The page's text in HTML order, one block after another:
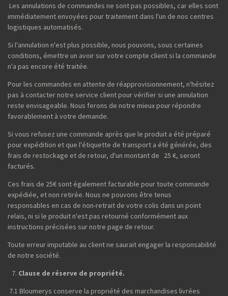
Les annulations de commandes ne sont pas possibles, car elles sont
immédiatement envoyées pour traitement dans l'un de nos centres
logistiques automatisés.
Si l'annulation n'est plus possible, nous pouvons, sous certaines
conditions, émettre un avoir sur votre compte client si la commande
n'a pas encore été traitée.
Pour les commandes en attente de réapprovisionnement, n'hésitez
pas à contacter notre service client pour vérifier si une annulation
reste envisageable. Nous ferons de notre mieux pour répondre
favorablement à votre demande.
Si vous refusez une commande après que le produit a été préparé
pour expédition et que l'étiquette de transport a été générée, des
frais de restockage et de retour, d'un montant de 25 €, seront
facturés.
Ces frais de 25€ sont également facturable pour toute commande
expédiée, et non retirée. Nous ne pouvons être tenus
responsables en cas de non-retrait de votre colis dans un point
relais, ni si le produit n'est pas retourné conformément aux
instructions précisées sur notre page de retour.
Toute erreur imputable au client ne saurait engager la responsabilité
de notre société.
Clause de réserve de propriété.
7.1 Bloumerys conserve la propriété des marchandises livrées